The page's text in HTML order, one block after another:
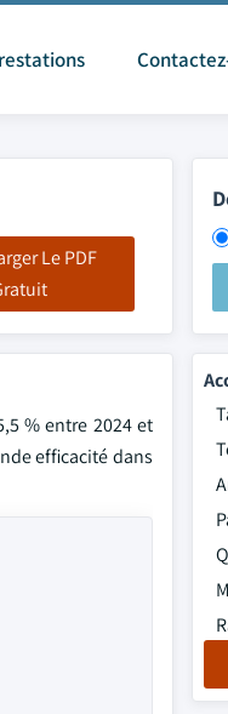
Le PDF
% entre 2024 et
efficacité dans